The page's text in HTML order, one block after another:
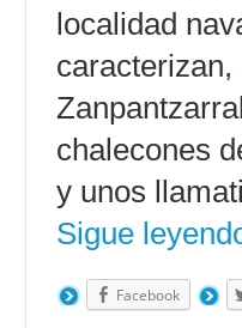
localidad
chalecones
y unos
Sigue
Facebook